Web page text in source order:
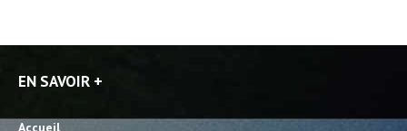
EN SAVOIR +
Accueil